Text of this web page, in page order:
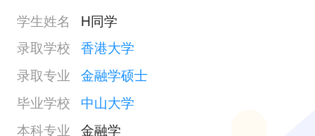
学生姓名
H同学
录取学校 香港大学
录取专业 金融学硕士
毕业学校
中山大学
本科专业 金融学